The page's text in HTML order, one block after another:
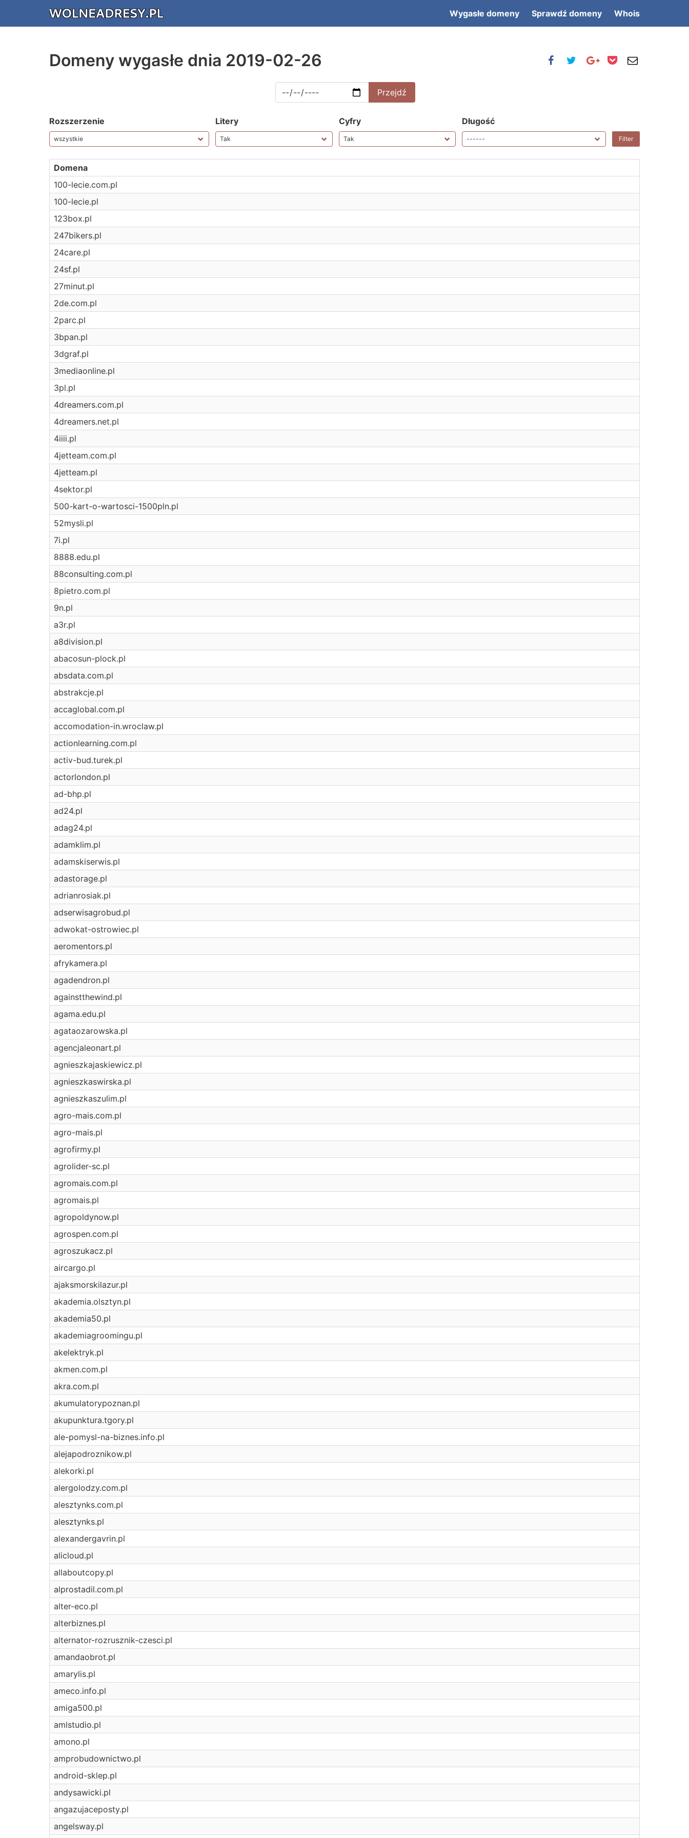
Wygasłe domeny Sprawdź domeny Whois
Domeny wygasłe dnia 2019-02-26
Rozszerzenie Litery Cyfry Długość
Domena
100-lecie.com.pl
100-lecie.pl
123box.pl
247bikers.pl
24care.pl
24sf.pl
27minut.pl
2de.com.pl
2parc.pl
3bpan.pl
3dgraf.pl
3mediaonline.pl
3pl.pl
4dreamers.com.pl
4dreamers.net.pl
4iiii.pl
4jetteam.com.pl
4jetteam.pl
4sektor.pl
500-kart-o-wartosci-1500pln.pl
52mysli.pl
7i.pl
8888.edu.pl
88consulting.com.pl
8pietro.com.pl
9n.pl
a3r.pl
a8division.pl
abacosun-plock.pl
absdata.com.pl
abstrakcje.pl
accaglobal.com.pl
accomodation-in.wroclaw.pl
actionlearning.com.pl
activ-bud.turek.pl
actorlondon.pl
ad-bhp.pl
ad24.pl
adag24.pl
adamklim.pl
adamskiserwis.pl
adastorage.pl
adrianrosiak.pl
adserwisagrobud.pl
adwokat-ostrowiec.pl
aeromentors.pl
afrykamera.pl
agadendron.pl
againstthewind.pl
agama.edu.pl
agataozarowska.pl
agencjaleonart.pl
agnieszkajaskiewicz.pl
agnieszkaswirska.pl
agnieszkaszulim.pl
agro-mais.com.pl
agro-mais.pl
agrofirmy.pl
agrolider-sc.pl
agromais.com.pl
agromais.pl
agropoldynow.pl
agrospen.com.pl
agroszukacz.pl
aircargo.pl
ajaksmorskilazur.pl
akademia.olsztyn.pl
akademia50.pl
akademiagroomingu.pl
akelektryk.pl
akmen.com.pl
akra.com.pl
akumulatorypoznan.pl
akupunktura.tgory.pl
ale-pomysl-na-biznes.info.pl
alejapodroznikow.pl
alekorki.pl
alergolodzy.com.pl
alesztynks.com.pl
alesztynks.pl
alexandergavrin.pl
alicloud.pl
allaboutcopy.pl
alprostadil.com.pl
alter-eco.pl
alterbiznes.pl
alternator-rozrusznik-czesci.pl
amandaobrot.pl
amarylis.pl
ameco.info.pl
amiga500.pl
amlstudio.pl
amono.pl
amprobudownictwo.pl
android-sklep.pl
andysawicki.pl
angazujaceposty.pl
angelsway.pl